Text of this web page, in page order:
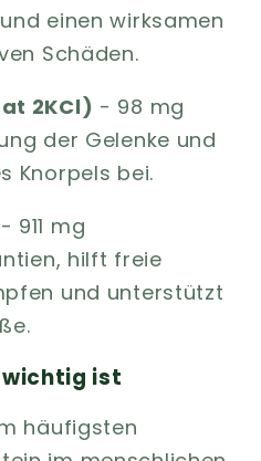
einen wirksamen
Schäden.
2KCl) - 98 mg
der Gelenke und
Knorpels bei.
- 911 mg
hilft freie
und unterstützt
ist
häufigsten